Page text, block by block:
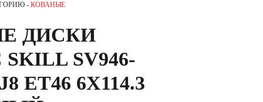
- КОВАНЫЕ
ДИСКИ
SKILL SV946-
ET46 6X114.3